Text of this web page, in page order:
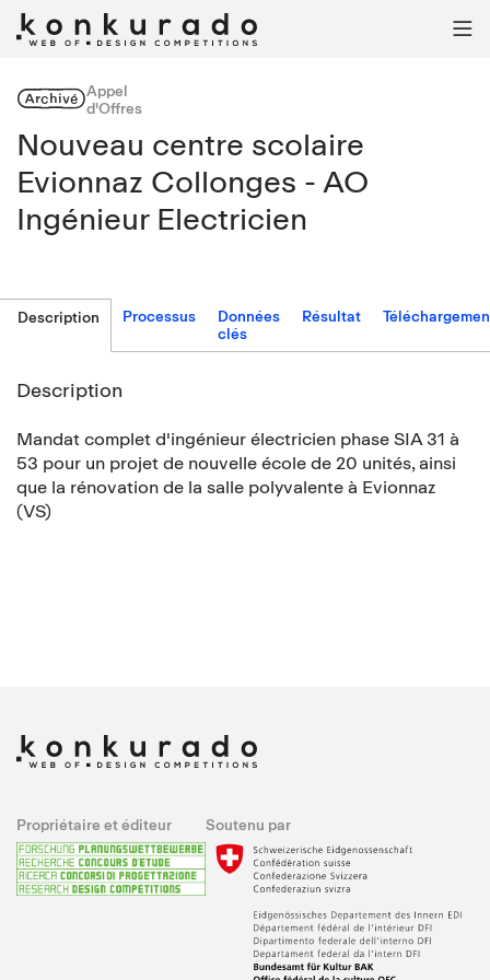

ArchivéAppel
d'Offres
Nouveau centre scolaire
Evionnaz Collonges - AO
Ingénieur Electricien
Description Processus
Données
clés
Résultat
Description
Mandat complet d'ingénieur électricien phase SIA 31 à
53 pour un projet de nouvelle école de 20 unités, ainsi
que la rénovation de la salle polyvalente à Evionnaz
(VS)
Propriétaire et éditeur Soutenu par